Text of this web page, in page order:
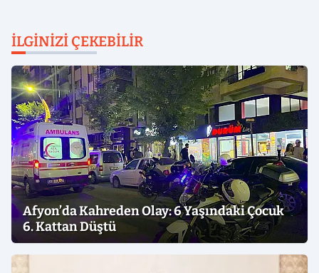
İLGINIZI ÇEKEBILIR
Afyon’da Kahreden Olay: 6 Yaşındaki Çocuk
6. Kattan Düştü